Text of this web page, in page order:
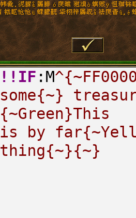
!!IF :M
{~Green}This
is by
thing{~}{~}